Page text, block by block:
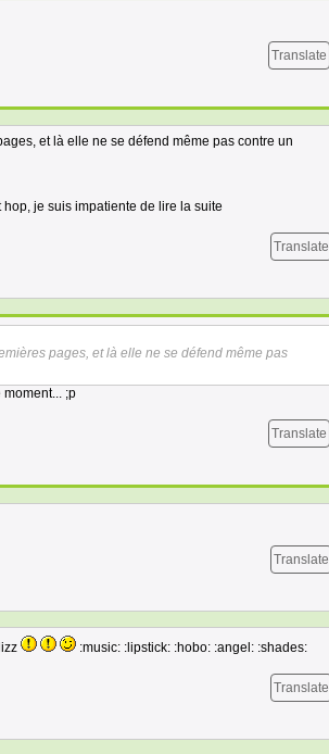
Translate
et là elle ne se défend même pas contre un
je suis impatiente de lire la suite
Translate
pages, et là elle ne se défend même pas
;p
Translate
Translate
:music: :lipstick: :hobo: :angel: :shades:
Translate